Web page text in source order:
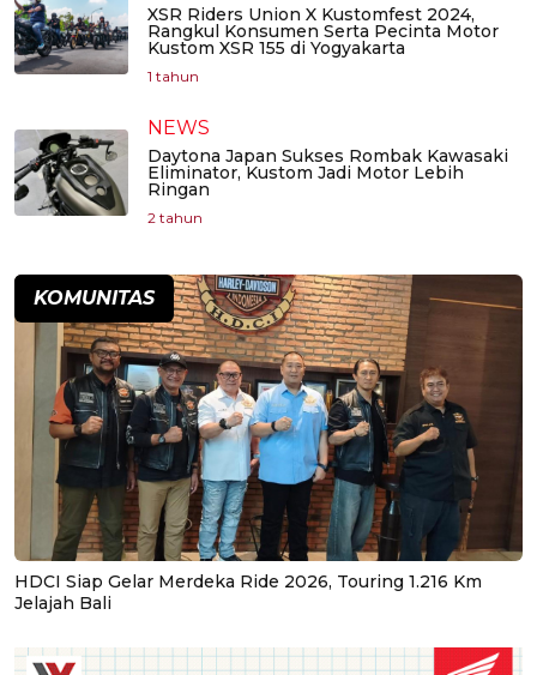
XSR Riders Union X Kustomfest 2024,
Rangkul Konsumen Serta Pecinta Motor
Kustom XSR 155 di Yogyakarta
1 tahun
NEWS
Daytona Japan Sukses Rombak Kawasaki
Eliminator, Kustom Jadi Motor Lebih
Ringan
2 tahun
KOMUNITAS
HDCI Siap Gelar Merdeka Ride 2026, Touring 1.216 Km
Jelajah Bali